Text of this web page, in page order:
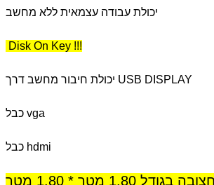
יכולת עבודה עצמאית ללא מחשב
Disk On Key !!!
יכולת חיבור מחשב דרך USB DISPLAY
כבל vga
כבל hdmi